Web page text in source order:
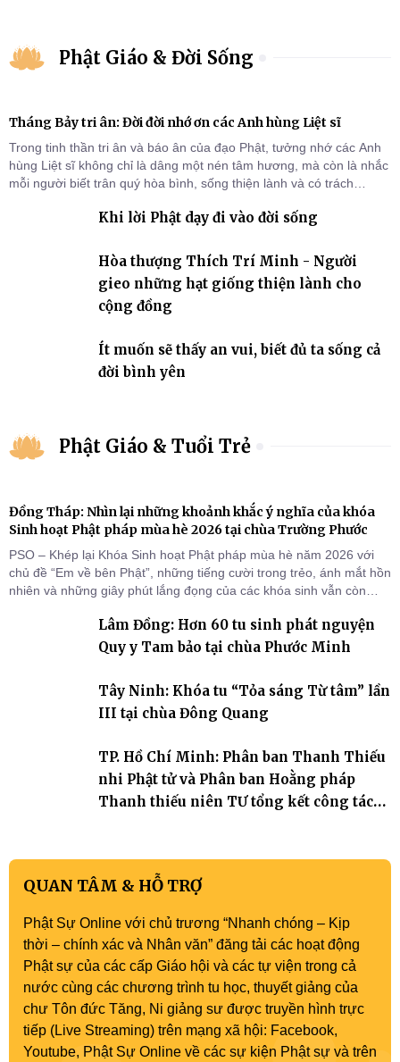
Phật Giáo & Đời Sống
Tháng Bảy tri ân: Đời đời nhớ ơn các Anh hùng Liệt sĩ
Trong tinh thần tri ân và báo ân của đạo Phật, tưởng nhớ các Anh
hùng Liệt sĩ không chỉ là dâng một nén tâm hương, mà còn là nhắc
mỗi người biết trân quý hòa bình, sống thiện lành và có trách
Khi lời Phật dạy đi vào đời sống
Hòa thượng Thích Trí Minh - Người
gieo những hạt giống thiện lành cho
cộng đồng
Ít muốn sẽ thấy an vui, biết đủ ta sống cả
đời bình yên
Phật Giáo & Tuổi Trẻ
Đồng Tháp: Nhìn lại những khoảnh khắc ý nghĩa của khóa
Sinh hoạt Phật pháp mùa hè 2026 tại chùa Trường Phước
PSO – Khép lại Khóa Sinh hoạt Phật pháp mùa hè năm 2026 với
chủ đề “Em về bên Phật”, những tiếng cười trong trẻo, ánh mắt hồn
nhiên và những giây phút lắng đọng của các khóa sinh vẫn còn
Tháp). Những tuần tu học ngắn ngủi nhưng đã trở thành hành
trang quý báu, gieo những hạt giống thiện l
Lâm Đồng: Hơn 60 tu sinh phát nguyện
Quy y Tam bảo tại chùa Phước Minh
Tây Ninh: Khóa tu “Tỏa sáng Từ tâm” lần
III tại chùa Đông Quang
TP. Hồ Chí Minh: Phân ban Thanh Thiếu
nhi Phật tử và Phân ban Hoằng pháp
Thanh thiếu niên TƯ tổng kết công tác
QUAN TÂM & HỖ TRỢ
Phật Sự Online với chủ trương “Nhanh chóng – Kịp
thời – chính xác và Nhân văn” đăng tải các hoạt động
Phật sự của các cấp Giáo hội và các tự viện trong cả
nước cùng các chương trình tu học, thuyết giảng của
chư Tôn đức Tăng, Ni giảng sư được truyền hình trực
tiếp (Live Streaming) trên mạng xã hội: Facebook,
Youtube, Phật Sự Online về các sự kiện Phật sự và trên